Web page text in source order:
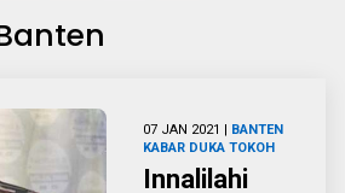
07 JAN 2021 | BANTEN
KABAR DUKA TOKOH
Innalilahi